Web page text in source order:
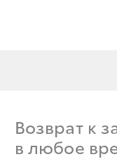
Возврат к
в любое